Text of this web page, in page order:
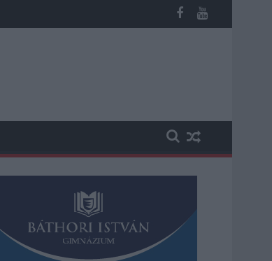
turizmusról